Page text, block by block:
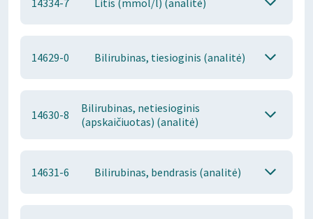
14334-7 Litis (mmol/l) (analitė)
14629-0 Bilirubinas, tiesioginis (analitė)
14630-8
Bilirubinas, netiesioginis
(apskaičiuotas) (analitė)
14631-6 Bilirubinas, bendrasis (analitė)